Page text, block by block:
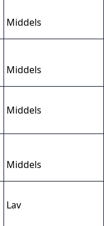
Middels
Middels
Middels
Middels
Lav